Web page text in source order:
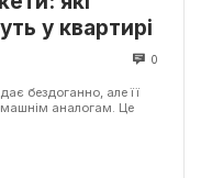
у квартирі
0
бездоганно, але її
аналогам. Це